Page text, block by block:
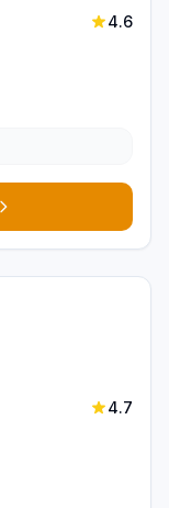
4.6
4.7